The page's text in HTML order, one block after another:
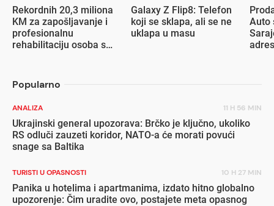
Rekordnih 20,3 miliona
KM za zapošljavanje i
profesionalnu
rehabilitaciju osoba s
Galaxy Z Flip8: Telefon
koji se sklapa, ali se ne
uklapa u masu
Auto
Popularno
ANALIZA 11 H 56 MIN
Ukrajinski general upozorava: Brčko je ključno, ukoliko
RS odluči zauzeti koridor, NATO-a će morati povući
snage sa Baltika
TURISTI U OPASNOSTI 10 H 27 MIN
Panika u hotelima i apartmanima, izdato hitno globalno
upozorenje: Čim uradite ovo, postajete meta opasnog